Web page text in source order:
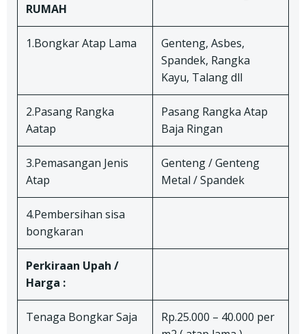
RUMAH
1.Bongkar Atap Lama
Genteng, Asbes,
Spandek, Rangka
Kayu, Talang dll
2.Pasang Rangka
Aatap
Pasang Rangka Atap
Baja Ringan
3.Pemasangan Jenis
Atap
Genteng / Genteng
Metal / Spandek
4.Pembersihan sisa
bongkaran
Perkiraan Upah /
Harga :
Tenaga Bongkar Saja
Rp.25.000 – 40.000 per